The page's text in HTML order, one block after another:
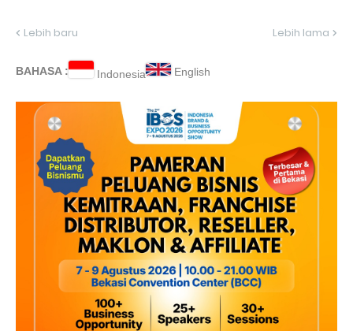
Lebih baru Lebih lama
BAHASA : Indonesia English